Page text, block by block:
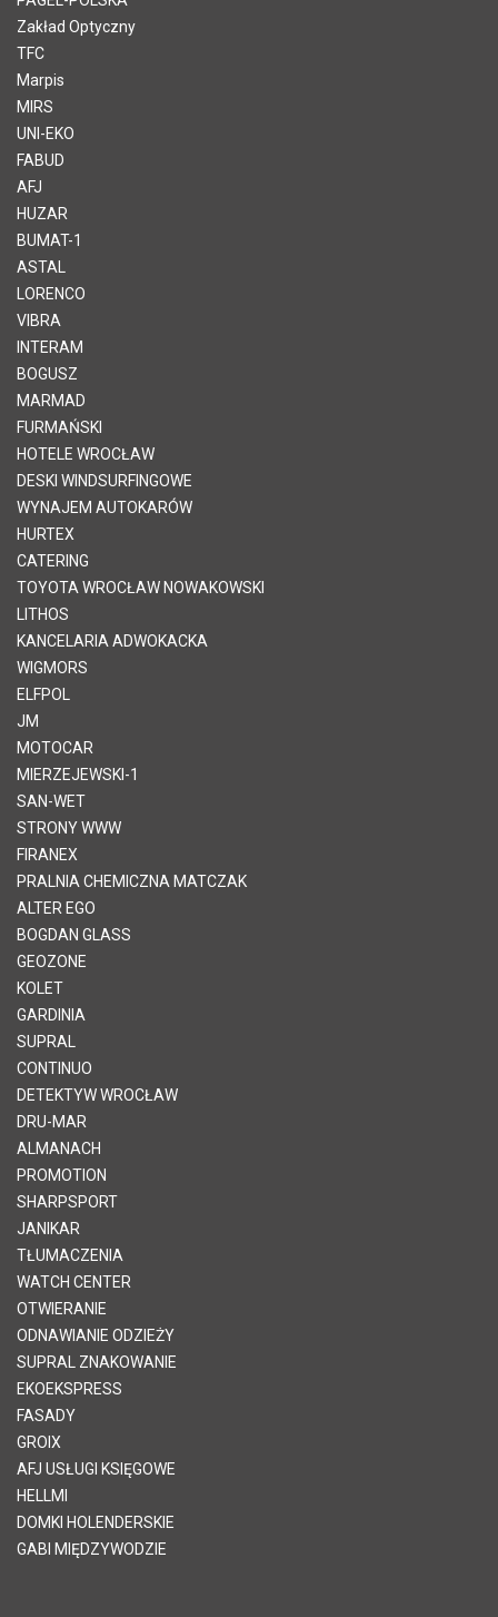
Zakład Optyczny
TFC
Marpis
MIRS
UNI-EKO
FABUD
AFJ
HUZAR
BUMAT-1
ASTAL
LORENCO
VIBRA
INTERAM
BOGUSZ
MARMAD
FURMAŃSKI
HOTELE WROCŁAW
DESKI WINDSURFINGOWE
WYNAJEM AUTOKARÓW
HURTEX
CATERING
TOYOTA WROCŁAW NOWAKOWSKI
LITHOS
KANCELARIA ADWOKACKA
WIGMORS
ELFPOL
JM
MOTOCAR
MIERZEJEWSKI-1
SAN-WET
STRONY WWW
FIRANEX
PRALNIA CHEMICZNA MATCZAK
ALTER EGO
BOGDAN GLASS
GEOZONE
KOLET
GARDINIA
SUPRAL
CONTINUO
DETEKTYW WROCŁAW
DRU-MAR
ALMANACH
PROMOTION
SHARPSPORT
JANIKAR
TŁUMACZENIA
WATCH CENTER
OTWIERANIE
ODNAWIANIE ODZIEŻY
SUPRAL ZNAKOWANIE
EKOEKSPRESS
FASADY
GROIX
AFJ USŁUGI KSIĘGOWE
HELLMI
DOMKI HOLENDERSKIE
GABI MIĘDZYWODZIE